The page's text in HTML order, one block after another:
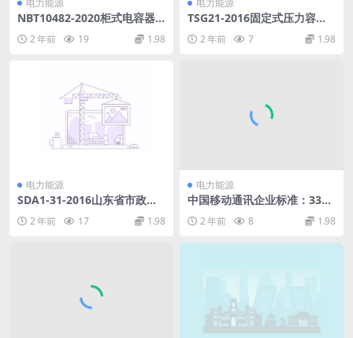
电力能源
NBT10482-2020柜式电容器
无功补偿装置(10.98MB)pdf
2 年前 19 1.98
电力能源
TSG21-2016固定式压力容器
2 年前 7 1.98
电力能源
SDA1-31-2016山东省市政工
2 年前 17 1.98
电力能源
中国移动通讯企业标准：336v
2 年前 8 1.98